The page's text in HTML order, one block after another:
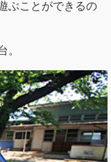
ぶことができるの
。